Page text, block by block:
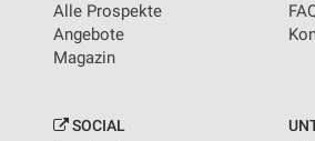
Alle Prospekte
Angebote
Magazin
SOCIAL